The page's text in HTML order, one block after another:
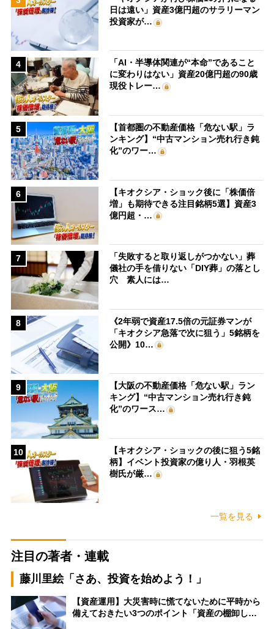
日は遠い」資産3億円超のサラリーマン
投資家が…
4
「AI・半導体関連が“本命”であること
に変わりはない」資産20億円超の90歳
現役トレー…
5
【首都圏の不動産価格「危ない駅」ラ
ンキング】“中古マンション売れ行き鈍
化”のワー…
6
【キオクシア・ショック後に「株価倍
増」も期待できる注目銘柄5選】資産3
億円超・…
7
「失敗すると取り返しがつかない」葬
儀社の手を借りない「DIY葬」の落とし
穴 素人には…
8
《2年弱で資産17.5倍の元証券マンが
「キオクシア急落で次に狙う」5銘柄を
公開》10…
9
【大阪の不動産価格「危ない駅」ラン
キング】“中古マンション売れ行き鈍
化”のワース…
10
【キオクシア・ショックの後に狙う5銘
柄】イベント投資家の億り人・羽根英
樹氏が厳…
一覧を見る
注目の著者・連載
藤川里絵「さあ、投資を始めよう！」
【資産運用】大災害時に慌てないために平時から
備えておきたい3つのポイント「資産の棚卸し…